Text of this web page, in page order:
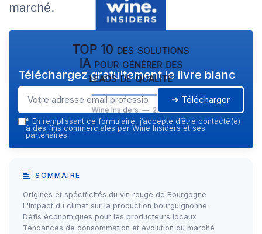
marché.
TOP 10 des solutions
IA pour générer des
leads de qualité
Wine Insiders — 2026
Téléchargez gratuitement le livre blanc
➔ Télécharger
* En remplissant ce formulaire, j’accepte d’être contacté(e)
à des fins commerciales par Wine Insiders et ses
partenaires.
SOMMAIRE
Origines et spécificités du vin rouge de Bourgogne
L'impact du climat sur la production bourguignonne
Défis économiques pour les producteurs locaux
Tendances de consommation et évolution du marché